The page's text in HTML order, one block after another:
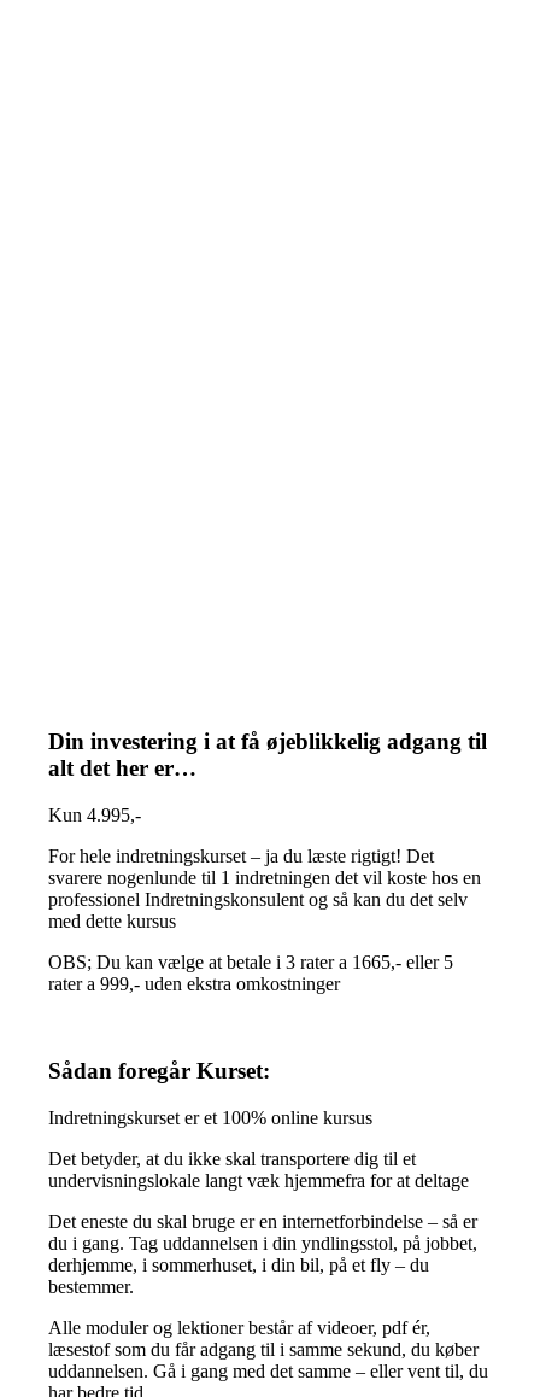
Din investering i at få øjeblikkelig adgang til
alt det her er…
Kun 4.995,-
For hele indretningskurset – ja du læste rigtigt! Det
svarere nogenlunde til 1 indretningen det vil koste hos en
professionel Indretningskonsulent og så kan du det selv
med dette kursus
OBS; Du kan vælge at betale i 3 rater a 1665,- eller 5
rater a 999,- uden ekstra omkostninger
Sådan foregår Kurset:
Indretningskurset er et 100% online kursus
Det betyder, at du ikke skal transportere dig til et
undervisningslokale langt væk hjemmefra for at deltage
Det eneste du skal bruge er en internetforbindelse – så er
du i gang. Tag uddannelsen i din yndlingsstol, på jobbet,
derhjemme, i sommerhuset, i din bil, på et fly – du
bestemmer.
Alle moduler og lektioner består af videoer, pdf ér,
læsestof som du får adgang til i samme sekund, du køber
uddannelsen. Gå i gang med det samme – eller vent til, du
har bedre tid.